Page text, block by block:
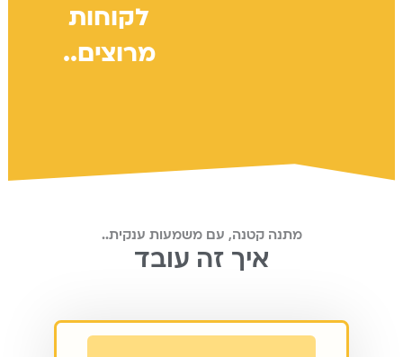
לקוחות
מרוצים..
מתנה קטנה, עם משמעות ענקית..
איך זה עובד